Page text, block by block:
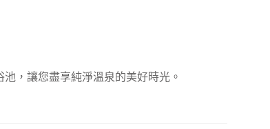
，讓您盡享純淨溫泉的美好時光。